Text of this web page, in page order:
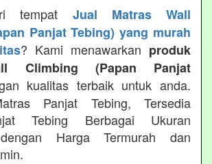
tempat Jual Matras Wall
Panjat Tebing) yang murah
? Kami menawarkan produk
Climbing (Papan Panjat
kualitas terbaik untuk anda.
Panjat Tebing, Tersedia
Tebing Berbagai Ukuran
Harga Termurah dan